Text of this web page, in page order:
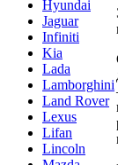
Hyundai
Jaguar
Infiniti
Kia
Lada
Lamborghini
Land Rover
Lexus
Lifan
Lincoln